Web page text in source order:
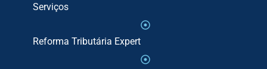
Serviços
Reforma Tributária Expert